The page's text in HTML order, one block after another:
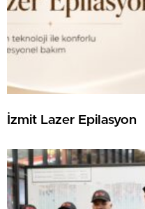
İzmit Lazer Epilasyon